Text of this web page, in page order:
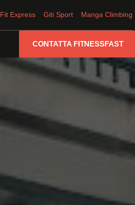
Fit Express Giti Sport Manga Climbing
CONTATTA FITNESSFAST